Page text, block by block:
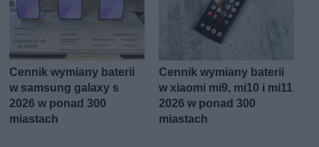
Cennik wymiany baterii
w samsung galaxy s
2026 w ponad 300
miastach
Cennik wymiany baterii
w xiaomi mi9, mi10 i mi11
2026 w ponad 300
miastach